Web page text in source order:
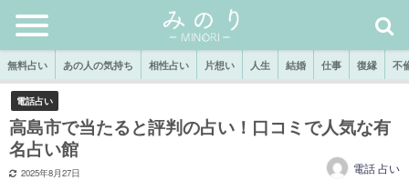
無料占い あの人の気持ち 相性占い 片想い 人生 結婚 仕事 復縁 不
電話占い
高島市で当たると評判の占い！口コミで人気な有
名占い館
2025年8月27日 電話 占い